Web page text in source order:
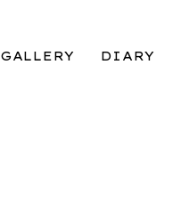
GALLERY DIARY